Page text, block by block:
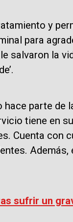
y
para
salvaron la
hace parte de
tiene en
Cuenta con
sufrir un